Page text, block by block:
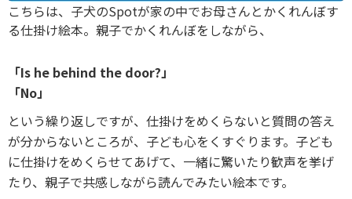
こちらは、子犬のSpotが家の中でお母さんとかくれんぼす
る仕掛け絵本。親子でかくれんぼをしながら、
「Is he behind the door?」
「No」
という繰り返しですが、仕掛けをめくらないと質問の答え
が分からないところが、子ども心をくすぐります。子ども
に仕掛けをめくらせてあげて、一緒に驚いたり歓声を挙げ
たり、親子で共感しながら読んでみたい絵本です。